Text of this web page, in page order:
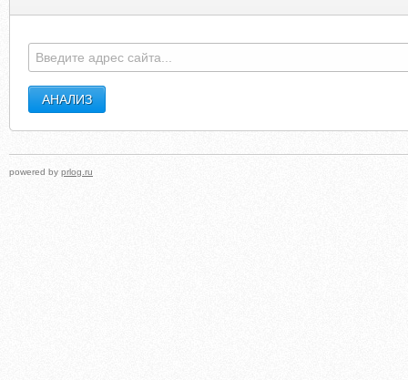
powered by prlog.ru